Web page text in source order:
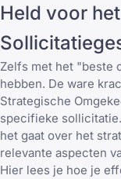
Held voor
Zelfs met het "beste
hebben. De ware
Strategische
specifieke
het gaat over het
relevante aspecten
Hier lees je hoe je